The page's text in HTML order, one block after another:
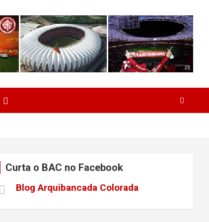
Curta o BAC no Facebook
Blog Arquibancada Colorada